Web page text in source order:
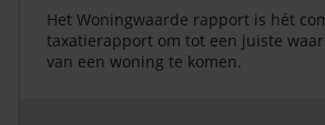
Het Woningwaarde rapport is hét
taxatierapport om tot een juiste
van een woning te komen.